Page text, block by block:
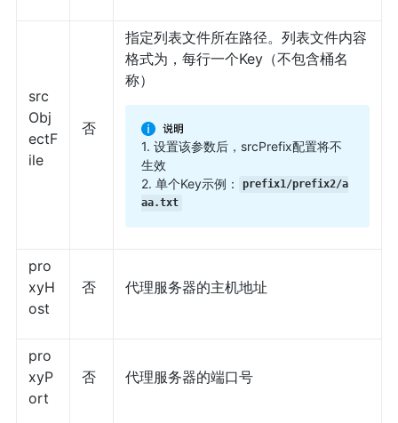
src
Obj
ectF
ile
否
指定列表文件所在路径。列表文件内容
格式为，每行一个Key（不包含桶名
称）
1. 设置该参数后，srcPrefix配置将不
生效
2. 单个Key示例：
prefix1/prefix2/a
aa.txt
pro
xyH
ost
否 代理服务器的主机地址
pro
xyP
ort
否 代理服务器的端口号